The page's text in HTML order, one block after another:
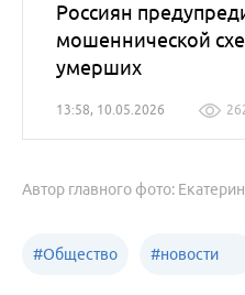
Россиян
мошеннической
умерших
13:58, 10.05.2026
Автор главного фото:
#Общество #новости